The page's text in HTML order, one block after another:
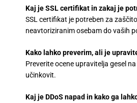
Kaj je SSL certifikat in zakaj je
SSL certifikat je potreben za
neavtoriziranim osebam do vaših
Kako lahko preverim, ali je
Preverite ocene upravitelja gesel
učinkovit.
Kaj je DDoS napad in kako ga